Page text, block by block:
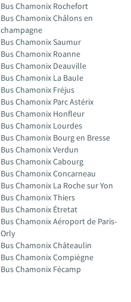
Bus Chamonix Rochefort
Bus Chamonix Châlons en
champagne
Bus Chamonix Saumur
Bus Chamonix Roanne
Bus Chamonix Deauville
Bus Chamonix La Baule
Bus Chamonix Fréjus
Bus Chamonix Parc Astérix
Bus Chamonix Honfleur
Bus Chamonix Lourdes
Bus Chamonix Bourg en Bresse
Bus Chamonix Verdun
Bus Chamonix Cabourg
Bus Chamonix Concarneau
Bus Chamonix La Roche sur Yon
Bus Chamonix Thiers
Bus Chamonix Étretat
Bus Chamonix Aéroport de Paris-
Orly
Bus Chamonix Châteaulin
Bus Chamonix Compiègne
Bus Chamonix Fécamp